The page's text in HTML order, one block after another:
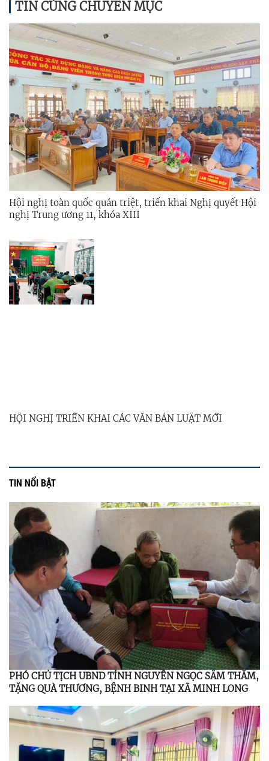
TIN CÙNG CHUYÊN MỤC
Hội nghị toàn quốc quán triệt, triển khai Nghị quyết Hội
nghị Trung ương 11, khóa XIII
HỘI NGHỊ TRIỂN KHAI CÁC VĂN BẢN LUẬT MỚI
TIN NỔI BẬT
PHÓ CHỦ TỊCH UBND TỈNH NGUYỄN NGỌC SÂM THĂM,
TẶNG QUÀ THƯƠNG, BỆNH BINH TẠI XÃ MINH LONG